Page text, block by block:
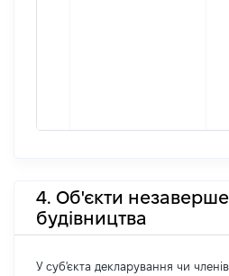
4. Об'єкти
будівництва
У суб'єкта декларування чи членів